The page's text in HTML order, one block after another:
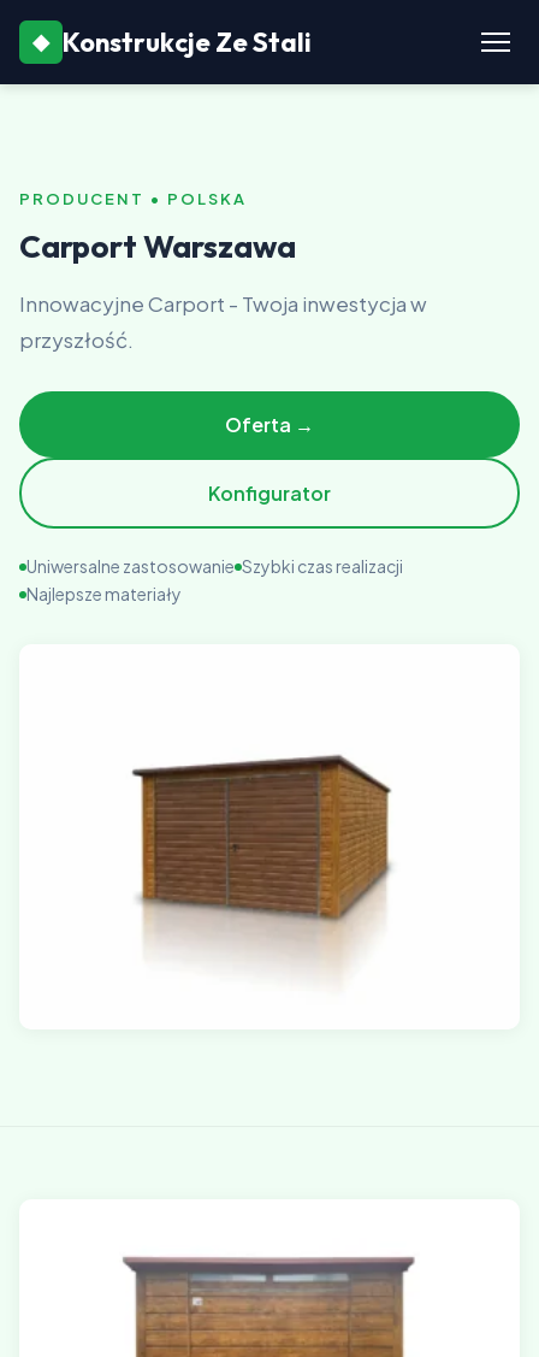
◆ Konstrukcje Ze Stali
PRODUCENT • POLSKA
Carport Warszawa
Innowacyjne Carport - Twoja inwestycja w
przyszłość.
Oferta →
Konfigurator
Uniwersalne zastosowanie Szybki czas realizacji
Najlepsze materiały